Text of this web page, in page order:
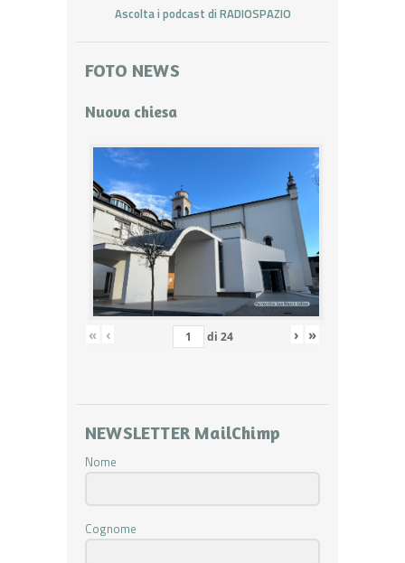
Ascolta i podcast di RADIOSPAZIO
FOTO NEWS
Nuova chiesa
« ‹ di 24 › »
NEWSLETTER MailChimp
Nome
Cognome